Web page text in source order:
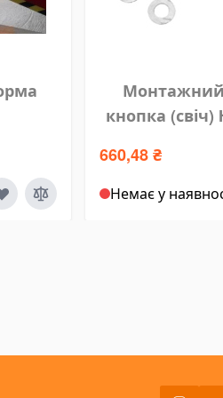
кнопка (свіч)
660,48 ₴
Немає у